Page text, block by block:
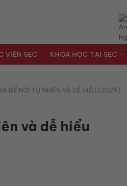
VIÊN SEC KHÓA HỌC TẠI SEC
ĐỂ NÓI TỰ NHIÊN VÀ DỄ HIỂU (2025)
và dễ hiểu